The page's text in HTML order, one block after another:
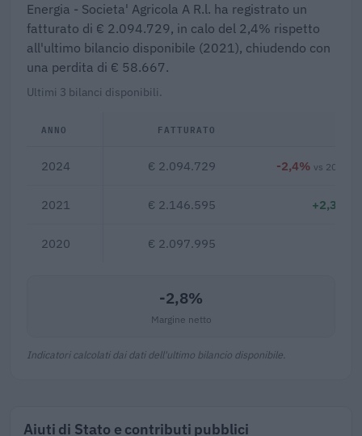
Energia - Societa' Agricola A R.l. ha registrato un
fatturato di € 2.094.729, in calo del 2,4% rispetto
all'ultimo bilancio disponibile (2021), chiudendo con
una perdita di € 58.667.
Ultimi 3 bilanci disponibili.
ANNO FATTURATO
2024 € 2.094.729 -2,4% vs 2021
2021 € 2.146.595 +2,3%
2020 € 2.097.995
-2,8%
Margine netto
Indicatori calcolati dai dati dell'ultimo bilancio disponibile.
Aiuti di Stato e contributi pubblici